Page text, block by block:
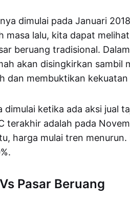
dimulai pada Januari
masa lalu, kita dapat
beruang tradisional.
akan disingkirkan sambil
dan membuktikan
dimulai ketika ada aksi jual
terakhir adalah pada
harga mulai tren
Pasar Beruang